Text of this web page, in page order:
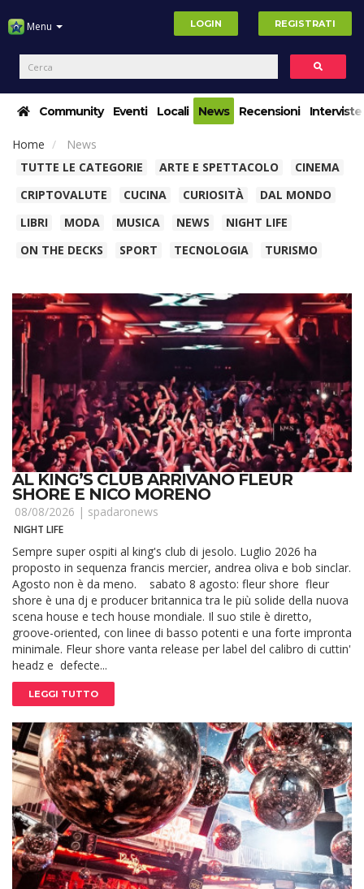
Menu LOGIN REGISTRATI
Community Eventi Locali News Recensioni Interviste
Home
News
TUTTE LE CATEGORIE
ARTE E SPETTACOLO
CINEMA
CRIPTOVALUTE
CUCINA CURIOSITÀ
DAL MONDO
LIBRI
MODA MUSICA NEWS
NIGHT LIFE
ON THE DECKS
SPORT TECNOLOGIA TURISMO
AL KING’S CLUB ARRIVANO FLEUR
SHORE E NICO MORENO
08/08/2026 | spadaronews
NIGHT LIFE
Sempre super ospiti al king's club di jesolo. Luglio 2026 ha
proposto in sequenza francis mercier, andrea oliva e bob sinclar.
Agosto non è da meno. sabato 8 agosto: fleur shore fleur
shore è una dj e producer britannica tra le più solide della nuova
scena house e tech house mondiale. Il suo stile è diretto,
groove-oriented, con linee di basso potenti e una forte impronta
minimale. Fleur shore vanta release per label del calibro di cuttin'
headz e defecte...
LEGGI TUTTO